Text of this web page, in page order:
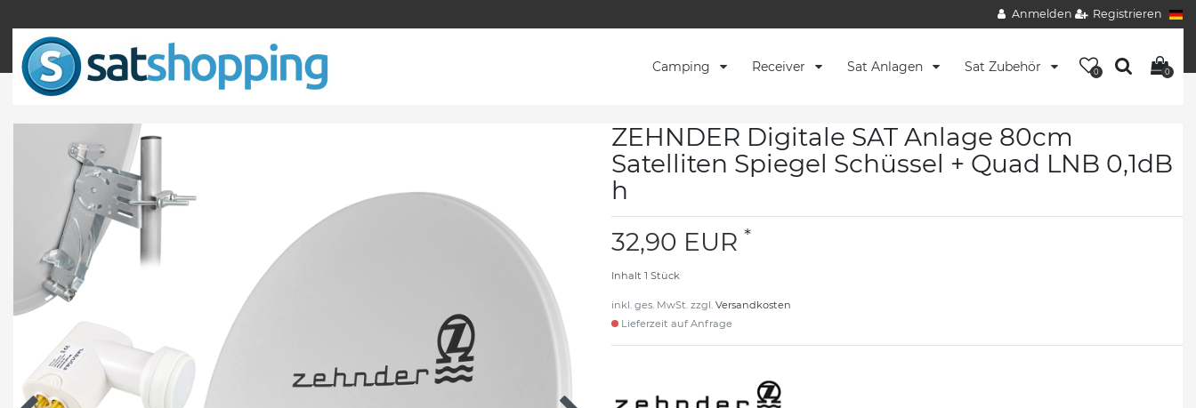
Anmelden Registrieren
Camping Receiver Sat Anlagen Sat Zubehör 0 0
ZEHNDER Digitale SAT Anlage 80cm
Satelliten Spiegel Schüssel + Quad LNB 0,1dB
h
32,90 EUR *
Inhalt 1 Stück
inkl. ges. MwSt. zzgl. Versandkosten
Lieferzeit auf Anfrage